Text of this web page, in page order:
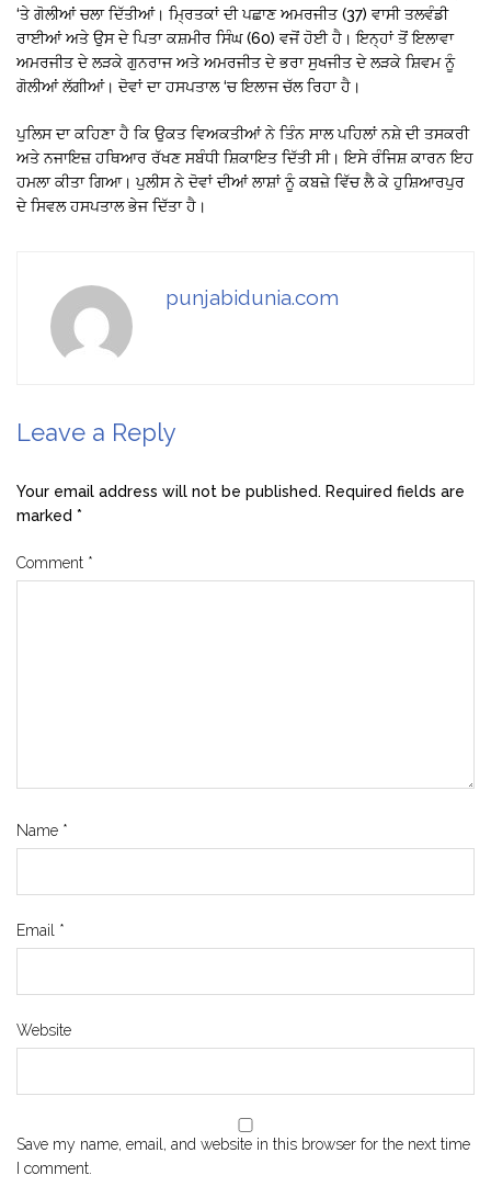
‘ਤੇ ਗੋਲੀਆਂ ਚਲਾ ਦਿੱਤੀਆਂ। ਮ੍ਰਿਤਕਾਂ ਦੀ ਪਛਾਣ ਅਮਰਜੀਤ (37) ਵਾਸੀ ਤਲਵੰਡੀ
ਰਾਈਆਂ ਅਤੇ ਉਸ ਦੇ ਪਿਤਾ ਕਸ਼ਮੀਰ ਸਿੰਘ (60) ਵਜੋਂ ਹੋਈ ਹੈ। ਇਨ੍ਹਾਂ ਤੋਂ ਇਲਾਵਾ
ਅਮਰਜੀਤ ਦੇ ਲੜਕੇ ਗੁਨਰਾਜ ਅਤੇ ਅਮਰਜੀਤ ਦੇ ਭਰਾ ਸੁਖਜੀਤ ਦੇ ਲੜਕੇ ਸ਼ਿਵਮ ਨੂੰ
ਗੋਲੀਆਂ ਲੱਗੀਆਂ। ਦੋਵਾਂ ਦਾ ਹਸਪਤਾਲ ‘ਚ ਇਲਾਜ ਚੱਲ ਰਿਹਾ ਹੈ।
ਪੁਲਿਸ ਦਾ ਕਹਿਣਾ ਹੈ ਕਿ ਉਕਤ ਵਿਅਕਤੀਆਂ ਨੇ ਤਿੰਨ ਸਾਲ ਪਹਿਲਾਂ ਨਸ਼ੇ ਦੀ ਤਸਕਰੀ
ਅਤੇ ਨਜਾਇਜ਼ ਹਥਿਆਰ ਰੱਖਣ ਸਬੰਧੀ ਸ਼ਿਕਾਇਤ ਦਿੱਤੀ ਸੀ। ਇਸੇ ਰੰਜਿਸ਼ ਕਾਰਨ ਇਹ
ਹਮਲਾ ਕੀਤਾ ਗਿਆ। ਪੁਲੀਸ ਨੇ ਦੋਵਾਂ ਦੀਆਂ ਲਾਸ਼ਾਂ ਨੂੰ ਕਬਜ਼ੇ ਵਿੱਚ ਲੈ ਕੇ ਹੁਸ਼ਿਆਰਪੁਰ
ਦੇ ਸਿਵਲ ਹਸਪਤਾਲ ਭੇਜ ਦਿੱਤਾ ਹੈ।
punjabidunia.com
Leave a Reply
Your email address will not be published. Required fields are
marked *
Comment *
Name *
Email *
Website
Save my name, email, and website in this browser for the next time
I comment.